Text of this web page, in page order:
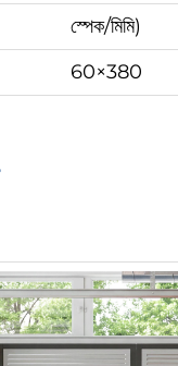
স্পেক/মিমি)
60×380